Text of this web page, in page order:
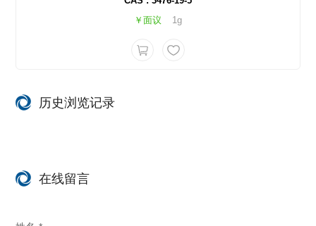
￥面议
1g
历史浏览记录
在线留言